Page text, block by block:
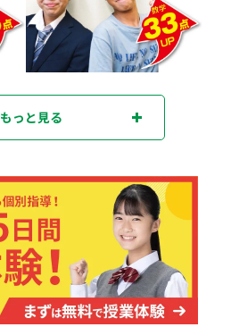
もっと見る